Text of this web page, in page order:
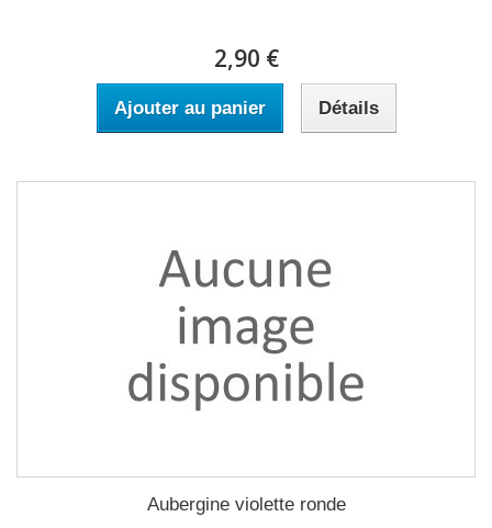
2,90 €
Ajouter au panier Détails
Aubergine violette ronde